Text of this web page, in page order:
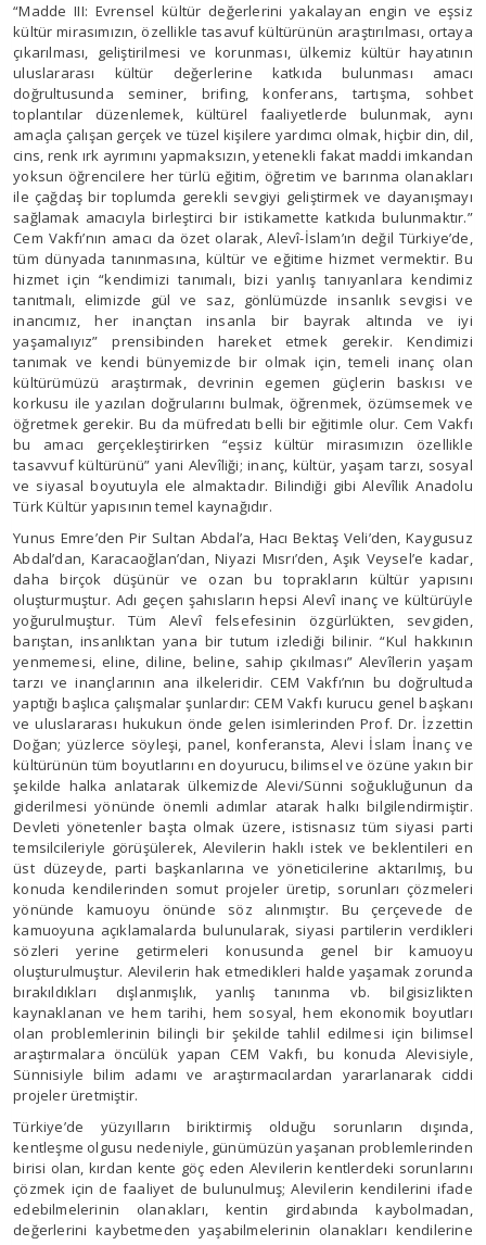
“Madde III: Evrensel kültür değerlerini yakalayan engin ve eşsiz
kültür mirasımızın, özellikle tasavuf kültürünün araştırılması, ortaya
çıkarılması, geliştirilmesi ve korunması, ülkemiz kültür hayatının
uluslararası kültür değerlerine katkıda bulunması amacı
doğrultusunda seminer, brifing, konferans, tartışma, sohbet
toplantılar düzenlemek, kültürel faaliyetlerde bulunmak, aynı
amaçla çalışan gerçek ve tüzel kişilere yardımcı olmak, hiçbir din, dil,
cins, renk ırk ayrımını yapmaksızın, yetenekli fakat maddi imkandan
yoksun öğrencilere her türlü eğitim, öğretim ve barınma olanakları
ile çağdaş bir toplumda gerekli sevgiyi geliştirmek ve dayanışmayı
sağlamak amacıyla birleştirci bir istikamette katkıda bulunmaktır.”
Cem Vakfı’nın amacı da özet olarak, Alevî-İslam’ın değil Türkiye’de,
tüm dünyada tanınmasına, kültür ve eğitime hizmet vermektir. Bu
hizmet için “kendimizi tanımalı, bizi yanlış tanıyanlara kendimiz
tanıtmalı, elimizde gül ve saz, gönlümüzde insanlık sevgisi ve
inancımız, her inançtan insanla bir bayrak altında ve iyi
yaşamalıyız” prensibinden hareket etmek gerekir. Kendimizi
tanımak ve kendi bünyemizde bir olmak için, temeli inanç olan
kültürümüzü araştırmak, devrinin egemen güçlerin baskısı ve
korkusu ile yazılan doğrularını bulmak, öğrenmek, özümsemek ve
öğretmek gerekir. Bu da müfredatı belli bir eğitimle olur. Cem Vakfı
bu amacı gerçekleştirirken “eşsiz kültür mirasımızın özellikle
tasavvuf kültürünü” yani Alevîliği; inanç, kültür, yaşam tarzı, sosyal
ve siyasal boyutuyla ele almaktadır. Bilindiği gibi Alevîlik Anadolu
Türk Kültür yapısının temel kaynağıdır.
Yunus Emre’den Pir Sultan Abdal’a, Hacı Bektaş Veli’den, Kaygusuz
Abdal’dan, Karacaoğlan’dan, Niyazi Mısrı’den, Aşık Veysel’e kadar,
daha birçok düşünür ve ozan bu toprakların kültür yapısını
oluşturmuştur. Adı geçen şahısların hepsi Alevî inanç ve kültürüyle
yoğurulmuştur. Tüm Alevî felsefesinin özgürlükten, sevgiden,
barıştan, insanlıktan yana bir tutum izlediği bilinir. “Kul hakkının
yenmemesi, eline, diline, beline, sahip çıkılması” Alevîlerin yaşam
tarzı ve inançlarının ana ilkeleridir. CEM Vakfı’nın bu doğrultuda
yaptığı başlıca çalışmalar şunlardır: CEM Vakfı kurucu genel başkanı
ve uluslararası hukukun önde gelen isimlerinden Prof. Dr. İzzettin
Doğan; yüzlerce söyleşi, panel, konferansta, Alevi İslam İnanç ve
kültürünün tüm boyutlarını en doyurucu, bilimsel ve özüne yakın bir
şekilde halka anlatarak ülkemizde Alevi/Sünni soğukluğunun da
giderilmesi yönünde önemli adımlar atarak halkı bilgilendirmiştir.
Devleti yönetenler başta olmak üzere, istisnasız tüm siyasi parti
temsilcileriyle görüşülerek, Alevilerin haklı istek ve beklentileri en
üst düzeyde, parti başkanlarına ve yöneticilerine aktarılmış, bu
konuda kendilerinden somut projeler üretip, sorunları çözmeleri
yönünde kamuoyu önünde söz alınmıştır. Bu çerçevede de
kamuoyuna açıklamalarda bulunularak, siyasi partilerin verdikleri
sözleri yerine getirmeleri konusunda genel bir kamuoyu
oluşturulmuştur. Alevilerin hak etmedikleri halde yaşamak zorunda
bırakıldıkları dışlanmışlık, yanlış tanınma vb. bilgisizlikten
kaynaklanan ve hem tarihi, hem sosyal, hem ekonomik boyutları
olan problemlerinin bilinçli bir şekilde tahlil edilmesi için bilimsel
araştırmalara öncülük yapan CEM Vakfı, bu konuda Alevisiyle,
Sünnisiyle bilim adamı ve araştırmacılardan yararlanarak ciddi
projeler üretmiştir.
Türkiye’de yüzyılların biriktirmiş olduğu sorunların dışında,
kentleşme olgusu nedeniyle, günümüzün yaşanan problemlerinden
birisi olan, kırdan kente göç eden Alevilerin kentlerdeki sorunlarını
çözmek için de faaliyet de bulunulmuş; Alevilerin kendilerini ifade
edebilmelerinin olanakları, kentin girdabında kaybolmadan,
değerlerini kaybetmeden yaşabilmelerinin olanakları kendilerine